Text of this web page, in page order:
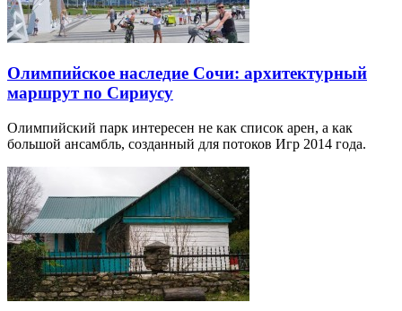
Олимпийское наследие Сочи: архитектурный
маршрут по Сириусу
Олимпийский парк интересен не как список арен, а как
большой ансамбль, созданный для потоков Игр 2014 года.